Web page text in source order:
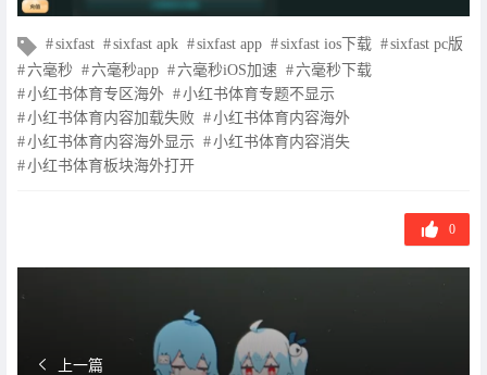
文
章
标
签
sixfast sixfast apk sixfast app sixfast ios下载
sixfast pc版
六毫秒
六毫秒app 六毫秒iOS加速
六毫秒下载
小红书体育专区海外
小红书体育专题不显示
小红书体育内容加载失败
小红书体育内容海外
小红书体育内容海外显示
小红书体育内容消失
小红书体育板块海外打开
0
上一篇